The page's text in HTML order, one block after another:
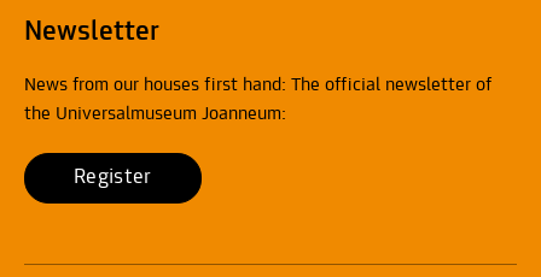
Newsletter
News from our houses first hand: The official newsletter of
the Universalmuseum Joanneum:
Register